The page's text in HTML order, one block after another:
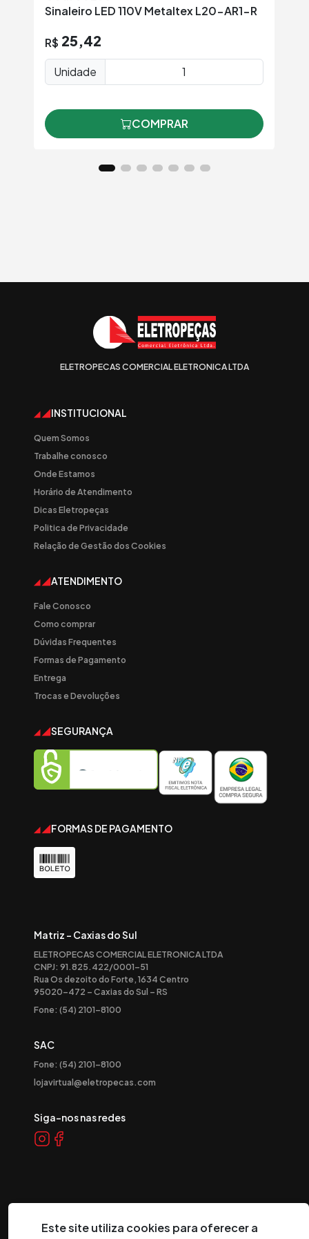
Sinaleiro LED 110V Metaltex L20-AR1-R
R$ 25,42
Unidade
COMPRAR
ELETROPECAS COMERCIAL ELETRONICA LTDA
INSTITUCIONAL
Quem Somos
Trabalhe conosco
Onde Estamos
Horário de Atendimento
Dicas Eletropeças
Politica de Privacidade
Relação de Gestão dos Cookies
ATENDIMENTO
Fale Conosco
Como comprar
Dúvidas Frequentes
Formas de Pagamento
Entrega
Trocas e Devoluções
SEGURANÇA
FORMAS DE PAGAMENTO
Matriz - Caxias do Sul
ELETROPECAS COMERCIAL ELETRONICA LTDA
CNPJ: 91.825.422/0001-51
Rua Os dezoito do Forte, 1634 Centro
95020-472 – Caxias do Sul – RS
Fone: (54) 2101-8100
SAC
Fone: (54) 2101-8100
lojavirtual@eletropecas.com
Siga-nos nas redes
Este site utiliza cookies para oferecer a